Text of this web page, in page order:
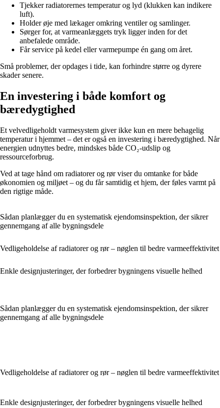
Tjekker radiatorernes temperatur og lyd (klukken kan indikere
luft).
Holder øje med lækager omkring ventiler og samlinger.
Sørger for, at varmeanlæggets tryk ligger inden for det
anbefalede område.
Får service på kedel eller varmepumpe én gang om året.
Små problemer, der opdages i tide, kan forhindre større og dyrere
skader senere.
En investering i både komfort og
bæredygtighed
Et velvedligeholdt varmesystem giver ikke kun en mere behagelig
temperatur i hjemmet – det er også en investering i bæredygtighed. Når
energien udnyttes bedre, mindskes både CO₂-udslip og
ressourceforbrug.
Ved at tage hånd om radiatorer og rør viser du omtanke for både
økonomien og miljøet – og du får samtidig et hjem, der føles varmt på
den rigtige måde.
Sådan planlægger du en systematisk ejendomsinspektion, der sikrer
gennemgang af alle bygningsdele
Vedligeholdelse af radiatorer og rør – nøglen til bedre varmeeffektivitet
Enkle designjusteringer, der forbedrer bygningens visuelle helhed
Sådan planlægger du en systematisk ejendomsinspektion, der sikrer
gennemgang af alle bygningsdele
Vedligeholdelse af radiatorer og rør – nøglen til bedre varmeeffektivitet
Enkle designjusteringer, der forbedrer bygningens visuelle helhed